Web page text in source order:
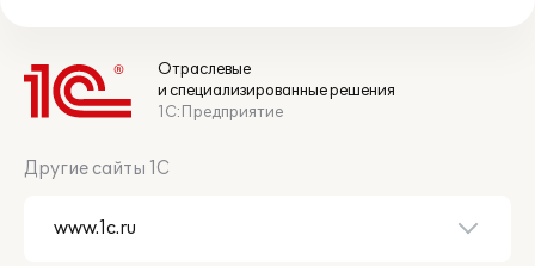
Отраслевые
и специализированные решения
1С:Предприятие
Другие сайты 1С